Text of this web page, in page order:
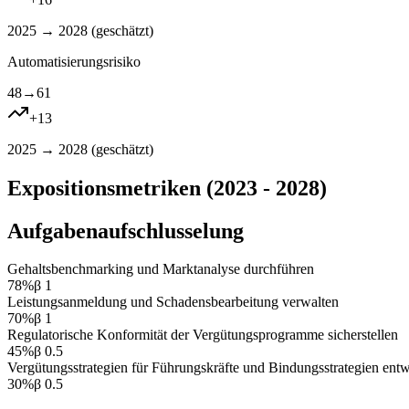
2025 → 2028 (geschätzt)
Automatisierungsrisiko
48→61
+13
2025 → 2028 (geschätzt)
Expositionsmetriken (2023 - 2028)
Aufgabenaufschlusselung
Gehaltsbenchmarking und Marktanalyse durchführen
78%β 1
Leistungsanmeldung und Schadensbearbeitung verwalten
70%β 1
Regulatorische Konformität der Vergütungsprogramme sicherstellen
45%β 0.5
Vergütungsstrategien für Führungskräfte und Bindungsstrategien
30%β 0.5